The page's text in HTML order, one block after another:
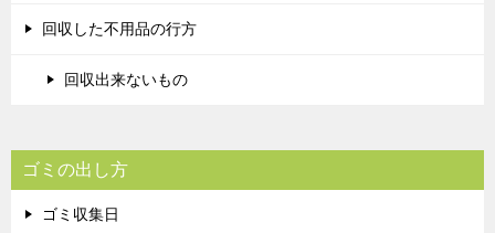
回収した不用品の行方
回収出来ないもの
ゴミの出し方
ゴミ収集日